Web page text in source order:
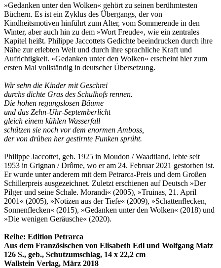
»Gedanken unter den Wolken« gehört zu seinen berühmtesten
Büchern. Es ist ein Zyklus des Übergangs, der von
Kindheitsmotiven hinführt zum Alter, vom Sommerende in den
Winter, aber auch hin zu dem »Wort Freude«, wie ein zentrales
Kapitel heißt. Philippe Jaccottets Gedichte beeindrucken durch ihre
Nähe zur erlebten Welt und durch ihre sprachliche Kraft und
Aufrichtigkeit. »Gedanken unter den Wolken« erscheint hier zum
ersten Mal vollständig in deutscher Übersetzung.
Wir sehn die Kinder mit Geschrei
durchs dichte Gras des Schulhofs rennen.
Die hohen regungslosen Bäume
und das Zehn-Uhr-Septemberlicht
gleich einem kühlen Wasserfall
schützen sie noch vor dem enormen Amboss,
der von drüben her gestirnte Funken sprüht.
Philippe Jaccottet, geb. 1925 in Moudon / Waadtland, lebte seit
1953 in Grignan / Drôme, wo er am 24. Februar 2021 gestorben ist.
Er wurde unter anderem mit dem Petrarca-Preis und dem Großen
Schillerpreis ausgezeichnet. Zuletzt erschienen auf Deutsch »Der
Pilger und seine Schale. Morandi« (2005), »Truinas, 21. April
2001« (2005), »Notizen aus der Tiefe« (2009), »Schattenﬂecken,
Sonnenflecken« (2015), »Gedanken unter den Wolken« (2018) und
»Die wenigen Geräusche« (2020).
Reihe: Edition Petrarca
Aus dem Französischen von Elisabeth Edl und Wolfgang Matz
126 S., geb., Schutzumschlag, 14 x 22,2 cm
Wallstein Verlag, März 2018